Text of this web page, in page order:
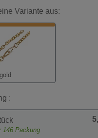
Variante aus:
gold
:
146 Packung